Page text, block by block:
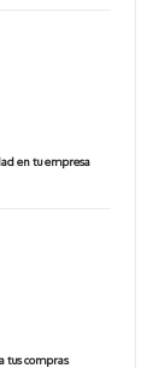
en tu empresa
tus compras